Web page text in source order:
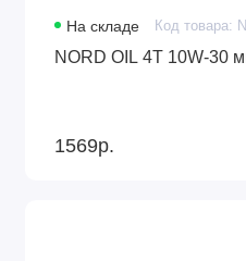
На складе Код товара:
1569р.